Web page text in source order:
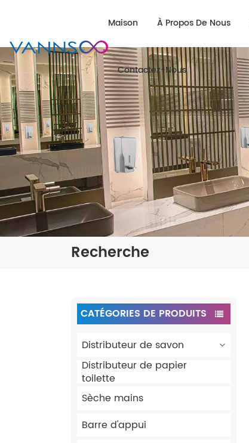
Maison À Propos De Nous
Contactez-Nous
Recherche
CATÉGORIES DE PRODUITS
Distributeur de savon
Distributeur de papier
toilette
Sèche mains
Barre d'appui